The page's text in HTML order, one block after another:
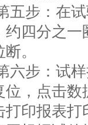
步：在试
约四分之
。
步：试样
位，点击数
打印报表